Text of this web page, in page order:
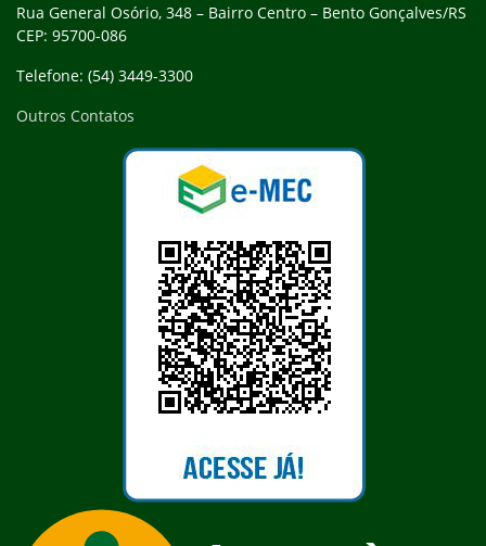
Rua General Osório, 348 – Bairro Centro – Bento Gonçalves/RS
CEP: 95700-086
Telefone: (54) 3449-3300
Outros Contatos